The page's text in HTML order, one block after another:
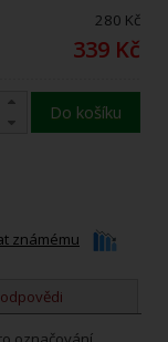
280 Kč
339 Kč
Do košíku
známému